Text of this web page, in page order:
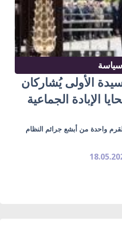
سياسة
الأولى يُشاركان
الإبادة الجماعية
واحدة من أبشع جرائم النظام